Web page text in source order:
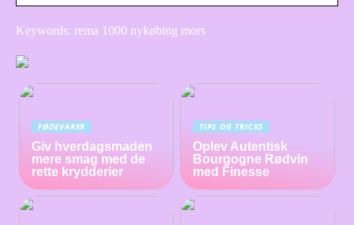
Keywords: rema 1000 nykøbing mors
FØDEVARER
Giv hverdagsmaden
mere smag med de
rette krydderier
TIPS OG TRICKS
Oplev Autentisk
Bourgogne Rødvin
med Finesse